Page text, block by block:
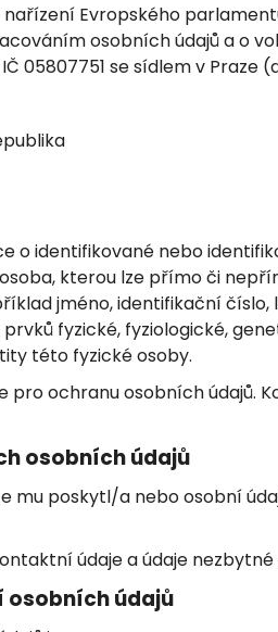
Evropského
osobních údajů a o
05807751 se sídlem v Praze
o identifikované nebo
kterou lze přímo či
jméno, identifikační číslo,
fyzické, fyziologické,
této fyzické osoby.
ochranu osobních údajů.
osobních údajů
mu poskytl/a nebo osobní
údaje a údaje
osobních údajů
ŽIVOTA - PŘÍRODNÍ TONIKUM